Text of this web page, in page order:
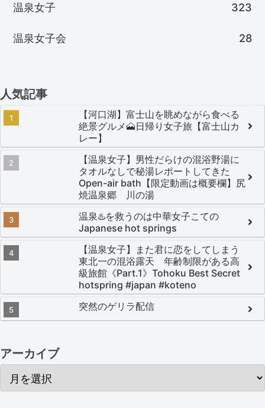
温泉女子 323
温泉女子会 28
人気記事
【河口湖】富士山を眺めながら食べる
絶景グルメ🗻日帰り女子旅【富士山カ
レー】
【温泉女子】男性だらけの混浴野湯に
タオルなしで秘湯レポートしてきた
Open-air bath【限定動画は概要欄】尻
焼温泉郷 川の湯
温泉♨️を救うのは中華女子こての
Japanese hot springs
【温泉女子】また君に恋をしてしまう
東北一の混浴露天 年齢制限がある高
級旅館《Part.1》Tohoku Best Secret
hotspring #japan #koteno
突然のゲリラ配信
アーカイブ